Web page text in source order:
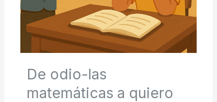
De odio-las
matemáticas a quiero